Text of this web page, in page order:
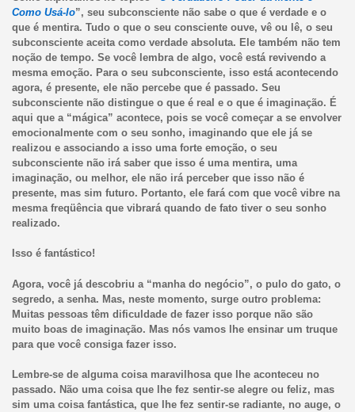
Como Usá-lo”, seu subconsciente não sabe o que é verdade e o
que é mentira. Tudo o que o seu consciente ouve, vê ou lê, o seu
subconsciente aceita como verdade absoluta. Ele também não tem
noção de tempo. Se você lembra de algo, você está revivendo a
mesma emoção. Para o seu subconsciente, isso está acontecendo
agora, é presente, ele não percebe que é passado. Seu
subconsciente não distingue o que é real e o que é imaginação. É
aqui que a “mágica” acontece, pois se você começar a se envolver
emocionalmente com o seu sonho, imaginando que ele já se
realizou e associando a isso uma forte emoção, o seu
subconsciente não irá saber que isso é uma mentira, uma
imaginação, ou melhor, ele não irá perceber que isso não é
presente, mas sim futuro. Portanto, ele fará com que você vibre na
mesma freqüência que vibrará quando de fato tiver o seu sonho
realizado.
Isso é fantástico!
Agora, você já descobriu a “manha do negócio”, o pulo do gato, o
segredo, a senha. Mas, neste momento, surge outro problema:
Muitas pessoas têm dificuldade de fazer isso porque não são
muito boas de imaginação. Mas nós vamos lhe ensinar um truque
para que você consiga fazer isso.
Lembre-se de alguma coisa maravilhosa que lhe aconteceu no
passado. Não uma coisa que lhe fez sentir-se alegre ou feliz, mas
sim uma coisa fantástica, que lhe fez sentir-se radiante, no auge, o